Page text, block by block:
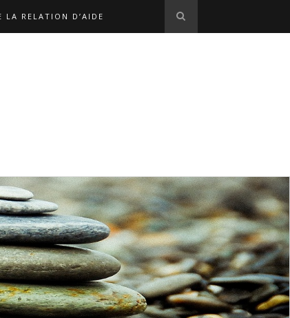
LA RELATION D’AIDE